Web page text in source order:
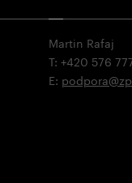
Martin Rafaj
T: +420 576
E: